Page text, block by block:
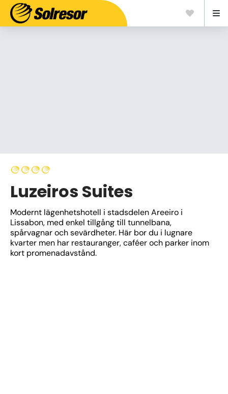
Luzeiros Suites
Modernt lägenhetshotell i stadsdelen Areeiro i
Lissabon, med enkel tillgång till tunnelbana,
spårvagnar och sevärdheter. Här bor du i lugnare
kvarter men har restauranger, caféer och parker inom
kort promenadavstånd.